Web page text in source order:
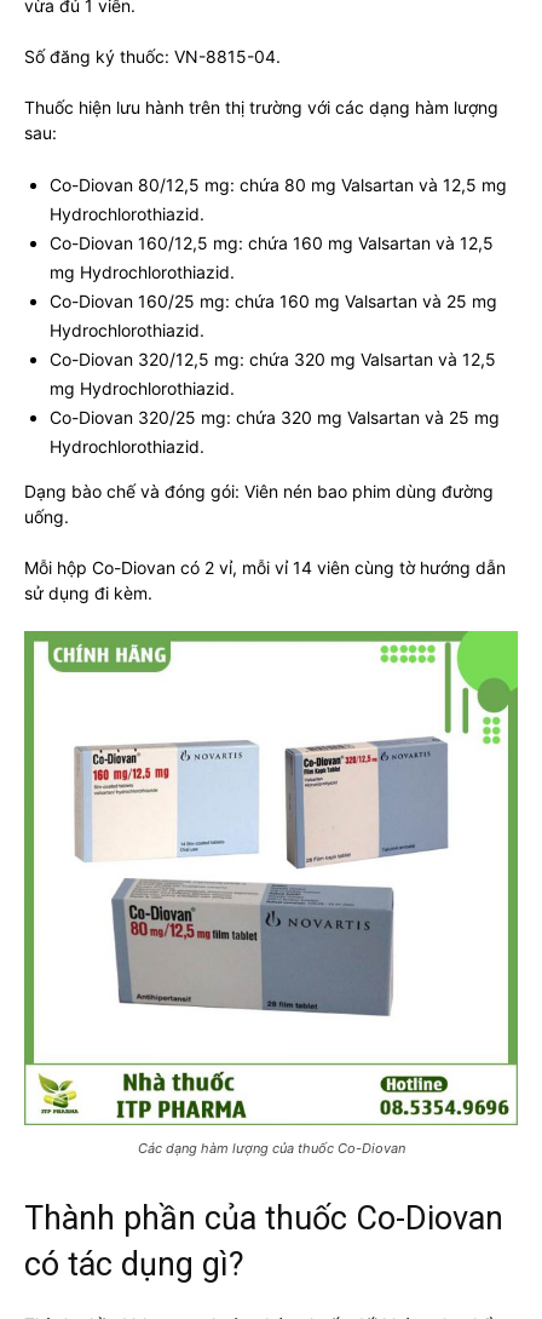
vừa đủ 1 viên.
Số đăng ký thuốc: VN-8815-04.
Thuốc hiện lưu hành trên thị trường với các dạng hàm lượng
sau:
Co-Diovan 80/12,5 mg: chứa 80 mg Valsartan và 12,5 mg
Hydrochlorothiazid.
Co-Diovan 160/12,5 mg: chứa 160 mg Valsartan và 12,5
mg Hydrochlorothiazid.
Co-Diovan 160/25 mg: chứa 160 mg Valsartan và 25 mg
Hydrochlorothiazid.
Co-Diovan 320/12,5 mg: chứa 320 mg Valsartan và 12,5
mg Hydrochlorothiazid.
Co-Diovan 320/25 mg: chứa 320 mg Valsartan và 25 mg
Hydrochlorothiazid.
Dạng bào chế và đóng gói: Viên nén bao phim dùng đường
uống.
Mỗi hộp Co-Diovan có 2 vỉ, mỗi vỉ 14 viên cùng tờ hướng dẫn
sử dụng đi kèm.
Các dạng hàm lượng của thuốc Co-Diovan
Thành phần của thuốc Co-Diovan
có tác dụng gì?